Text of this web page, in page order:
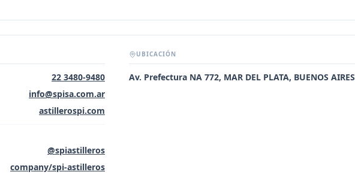
22 3480-9480
info@spisa.com.ar
astillerospi.com
@spiastilleros
company/spi-astilleros
UBICACIÓN
Av. Prefectura NA 772, MAR DEL PLATA, BUENOS AIRES